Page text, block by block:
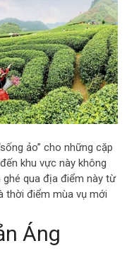
ảo” cho những cặp
khu vực này không
ghé qua địa điểm này từ
thời điểm mùa vụ mới
Áng